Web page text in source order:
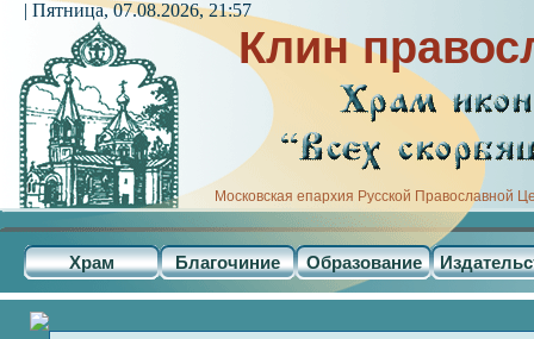
Клин
Московская епархия Русской Православной
Храм Благочиние Образование
| Пятница, 07.08.2026, 21:57